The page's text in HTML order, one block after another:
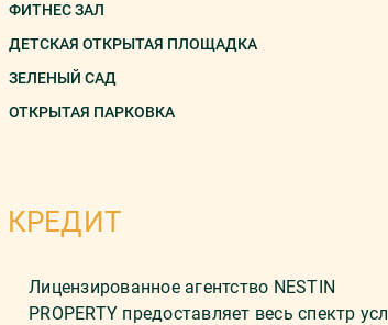
ФИТНЕС ЗАЛ
ДЕТСКАЯ ОТКРЫТАЯ ПЛОЩАДКА
ЗЕЛЕНЫЙ САД
ОТКРЫТАЯ ПАРКОВКА
КРЕДИТ
Лицензированное агентство NESTIN
PROPERTY предоставляет весь спектр